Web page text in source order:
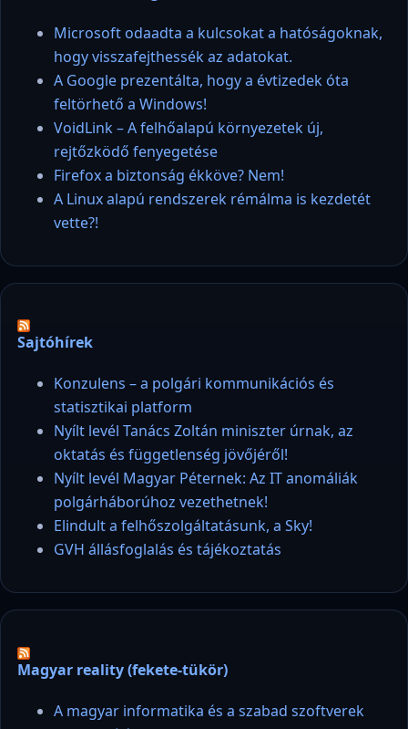
Microsoft odaadta a kulcsokat a hatóságoknak,
hogy visszafejthessék az adatokat.
A Google prezentálta, hogy a évtizedek óta
feltörhető a Windows!
VoidLink – A felhőalapú környezetek új,
rejtőzködő fenyegetése
Firefox a biztonság ékköve? Nem!
A Linux alapú rendszerek rémálma is kezdetét
vette?!
Sajtóhírek
Konzulens – a polgári kommunikációs és
statisztikai platform
Nyílt levél Tanács Zoltán miniszter úrnak, az
oktatás és függetlenség jövőjéről!
Nyílt levél Magyar Péternek: Az IT anomáliák
polgárháborúhoz vezethetnek!
Elindult a felhőszolgáltatásunk, a Sky!
GVH állásfoglalás és tájékoztatás
Magyar reality (fekete-tükör)
A magyar informatika és a szabad szoftverek